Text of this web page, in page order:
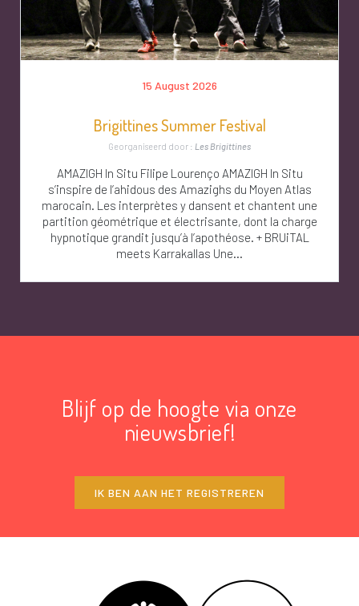
15 August 2026
Brigittines Summer Festival
Georganiseerd door : Les Brigittines
AMAZIGH In Situ Filipe Lourenço AMAZIGH In Situ
s’inspire de l’ahidous des Amazighs du Moyen Atlas
marocain. Les interprètes y dansent et chantent une
partition géométrique et électrisante, dont la charge
hypnotique grandit jusqu’à l’apothéose. + BRUiTAL
meets Karrakallas Une...
Blijf op de hoogte via onze
nieuwsbrief!
IK BEN AAN HET REGISTREREN